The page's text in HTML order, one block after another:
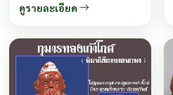
คุยด้วยเกิดอาการเคลิบเคลิ้ม
หลงใหลอยากอยู่ใกล้ไม่อยากไป
ไหน เหมือนดั่งมนต์สะกดดึงดูดผูก
จิตผูกใจต่อเพศตรงกันข้าม หรือ
เพศเดียวกัน ก็สุดแต่จะให้ผลกัน
ทั้งนั้น ความรักไม่มีห้าม ให้มาหลง
ดูรายละเอียด